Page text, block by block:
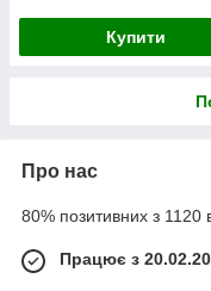
Купити
Про нас
80% позитивних з 1120
Працює з